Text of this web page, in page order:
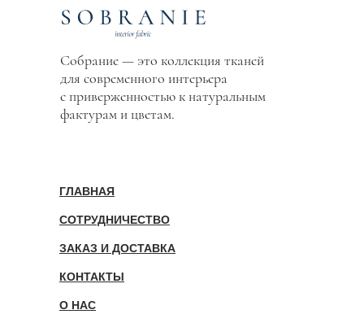
Собрание — это коллекция тканей
для современного интерьера
с приверженностью к натуральным
фактурам и цветам.
ГЛАВНАЯ
СОТРУДНИЧЕСТВО
ЗАКАЗ И ДОСТАВКА
КОНТАКТЫ
О НАС